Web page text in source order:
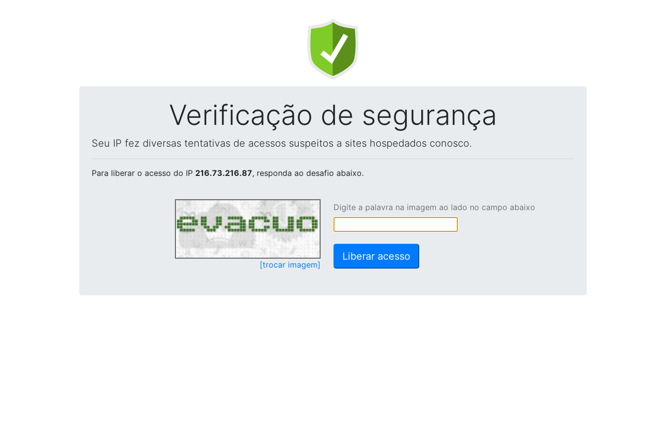
Verificação de segurança
Seu IP fez diversas tentativas de acessos suspeitos a sites hospedados conosco.
Para liberar o acesso do IP 216.73.216.87, responda ao desafio abaixo.
[trocar imagem]
Digite a palavra na imagem ao lado no campo abaixo